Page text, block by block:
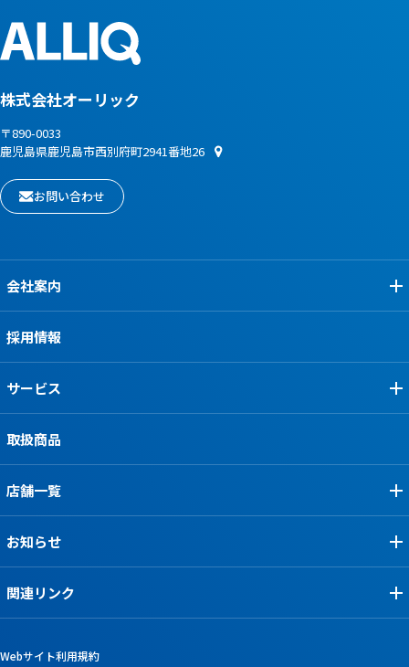
株式会社オーリック
〒890-0033
鹿児島県鹿児島市西別府町2941番地26
お問い合わせ
会社案内
採用情報
サービス
取扱商品
店舗一覧
お知らせ
関連リンク
Webサイト利用規約